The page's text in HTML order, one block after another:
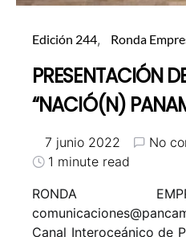
Edición 244 Ronda
PRESENTACIÓN
“NACIÓ(N)
7 junio 2022
No
1 minute read
RONDA
Canal Interoceánico de